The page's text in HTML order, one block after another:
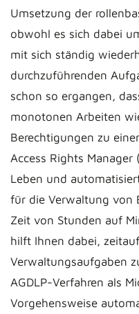
Umsetzung der
obwohl es sich dabei
mit sich ständig
durchzuführenden
schon so ergangen,
monotonen Arbeiten
Berechtigungen zu
Access Rights
Leben und
für die Verwaltung von
Zeit von Stunden auf
hilft Ihnen dabei,
Verwaltungsaufgaben
AGDLP-Verfahren als
Vorgehensweise